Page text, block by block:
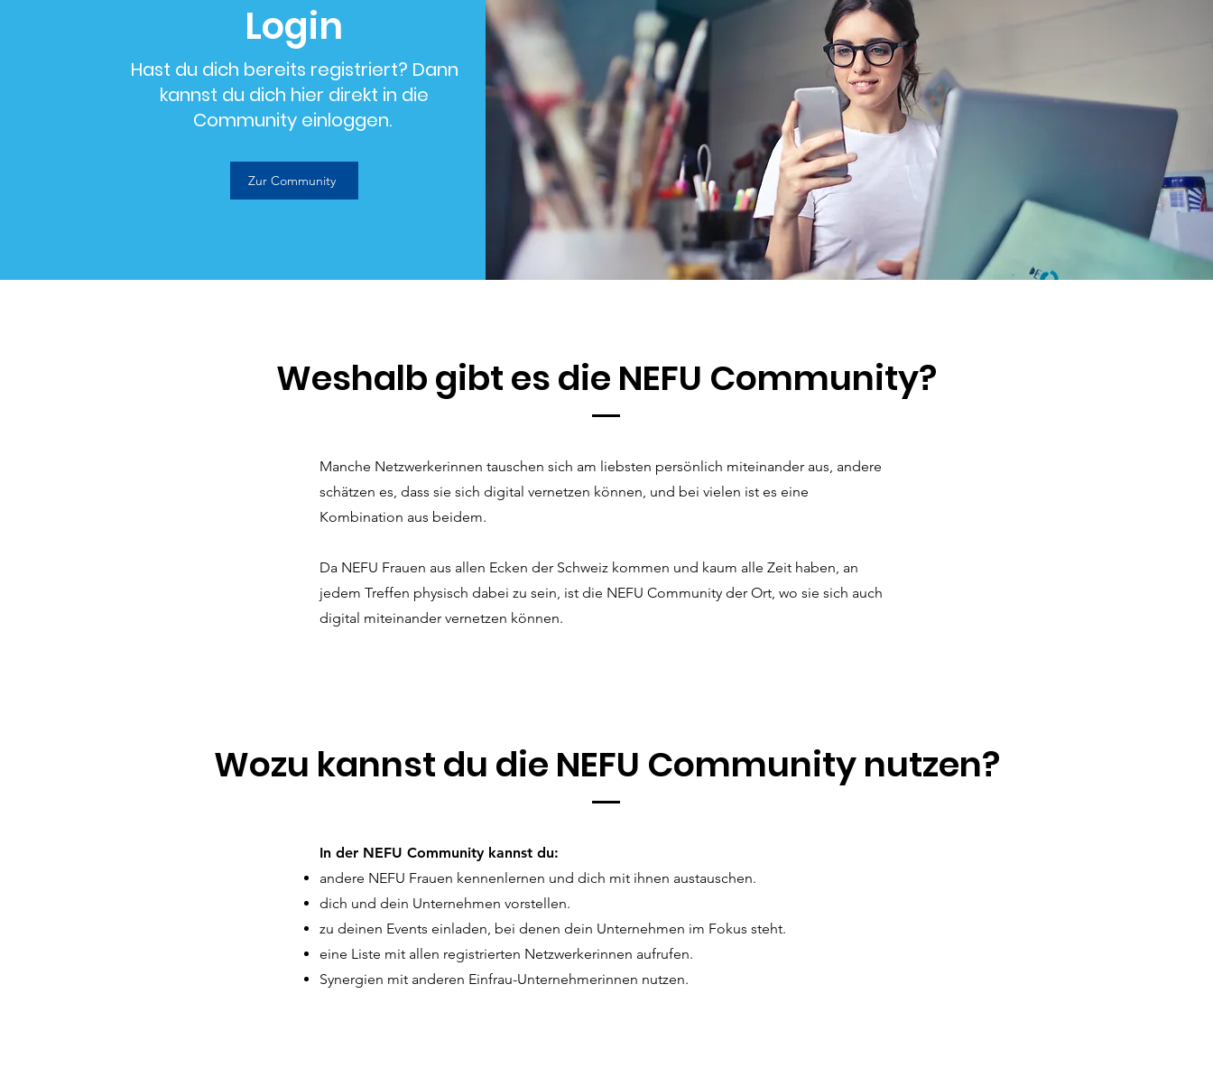
Login
Hast du dich bereits registriert? Dann
kannst du dich hier direkt in die
Community einloggen.
Zur Community
Weshalb gibt es die NEFU Community?
Manche Netzwerkerinnen tauschen sich am liebsten persönlich miteinander aus, andere
schätzen es, dass sie sich digital vernetzen können, und bei vielen ist es eine
Kombination aus beidem.
Da NEFU Frauen aus allen Ecken der Schweiz kommen und kaum alle Zeit haben, an
jedem Treffen physisch dabei zu sein, ist die NEFU Community der Ort, wo sie sich auch
digital miteinander vernetzen können.
Wozu kannst du die NEFU Community nutzen?
In der NEFU Community kannst du:
andere NEFU Frauen kennenlernen und dich mit ihnen austauschen.
dich und dein Unternehmen vorstellen.
zu deinen Events einladen, bei denen dein Unternehmen im Fokus steht.
eine Liste mit allen registrierten Netzwerkerinnen aufrufen.
Synergien mit anderen Einfrau-Unternehmerinnen nutzen.